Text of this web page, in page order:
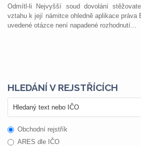
Odmítl-li Nejvyšší soud dovolání
vztahu k její námitce ohledně aplikace práva
uvedené otázce není napadené rozhodnutí...
HLEDÁNÍ V REJSTŘÍCÍCH
Obchodní rejstřík
ARES dle IČO